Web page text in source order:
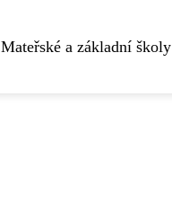
Mateřské a základní školy